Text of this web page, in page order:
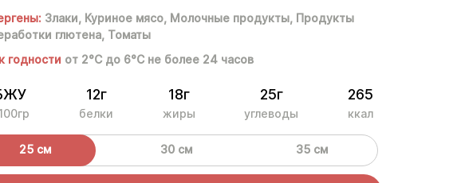
Злаки, Куриное мясо, Молочные продукты, Продукты
глютена, Томаты
годности от 2°С до 6°С не более 24 часов
12г
белки
18г
жиры
25г
углеводы
265
ккал
25 см 30 см 35 см